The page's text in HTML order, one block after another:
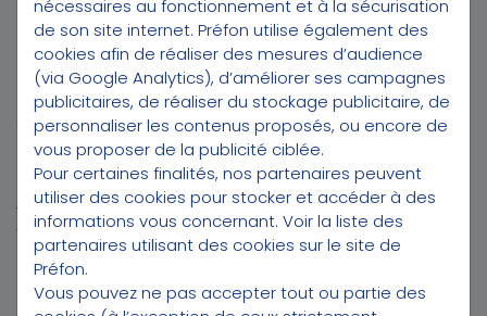
CONTACT
Téléphone :3025
(*appel gratuit du lundi au vendredi de 9h à 18h)
Préfon Distribution
12 bis, rue de Courcelles
75008 Paris
PRÉFON DISTRIBUTION
nécessaires au fonctionnement et à la sécurisation
de son site internet. Préfon utilise également des
cookies afin de réaliser des mesures d’audience
(via Google Analytics), d’améliorer ses campagnes
publicitaires, de réaliser du stockage publicitaire, de
personnaliser les contenus proposés, ou encore de
vous proposer de la publicité ciblée.
Pour certaines finalités, nos partenaires peuvent
utiliser des cookies pour stocker et accéder à des
informations vous concernant. Voir la liste des
partenaires utilisant des cookies sur le site de
Préfon.
Vous pouvez ne pas accepter tout ou partie des